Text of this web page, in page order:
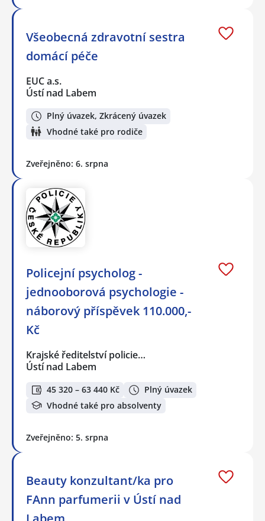
Všeobecná zdravotní sestra
domácí péče
EUC a.s.
Ústí nad Labem
Plný úvazek, Zkrácený úvazek
Vhodné také pro rodiče
Zveřejněno: 6. srpna
Policejní psycholog -
jednooborová psychologie -
náborový příspěvek 110.000,-
Kč
Krajské ředitelství policie…
Ústí nad Labem
45 320 – 63 440 Kč
Plný úvazek
Vhodné také pro absolventy
Zveřejněno: 5. srpna
Beauty konzultant/ka pro
FAnn parfumerii v Ústí nad